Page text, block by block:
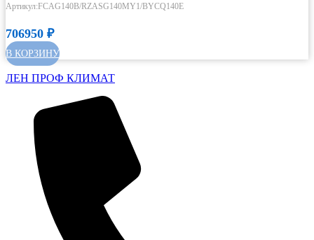
Артикул:FCAG140B/RZASG140MY1/BYCQ140E
706950 ₽
В КОРЗИНУ
ЛЕН ПРОФ КЛИМАТ